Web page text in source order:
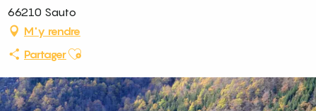
66210 Sauto
M'y rendre
PartagerAjouter aux favoris